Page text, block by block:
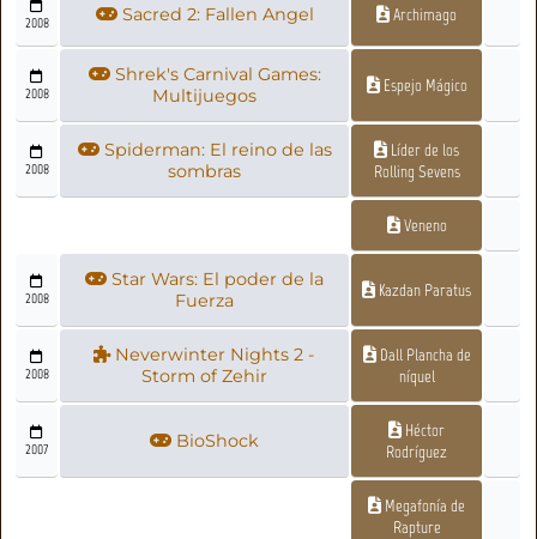
2008 Sacred 2: Fallen Angel Archimago
2008
Shrek's Carnival Games:
Multijuegos
Espejo Mágico
2008
Spiderman: El reino de las
sombras
Líder de los
Rolling Sevens
Veneno
2008
Star Wars: El poder de la
Fuerza
Kazdan Paratus
2008
Neverwinter Nights 2 -
Storm of Zehir
Dall Plancha de
níquel
2007 BioShock
Héctor
Rodríguez
Megafonía de
Rapture